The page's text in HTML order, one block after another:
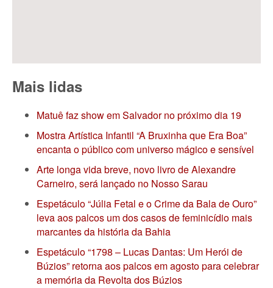
Mais lidas
Matuê faz show em Salvador no próximo dia 19
Mostra Artística Infantil “A Bruxinha que Era Boa”
encanta o público com universo mágico e sensível
Arte longa vida breve, novo livro de Alexandre
Carneiro, será lançado no Nosso Sarau
Espetáculo “Júlia Fetal e o Crime da Bala de Ouro”
leva aos palcos um dos casos de feminicídio mais
marcantes da história da Bahia
Espetáculo “1798 – Lucas Dantas: Um Herói de
Búzios” retorna aos palcos em agosto para celebrar
a memória da Revolta dos Búzios